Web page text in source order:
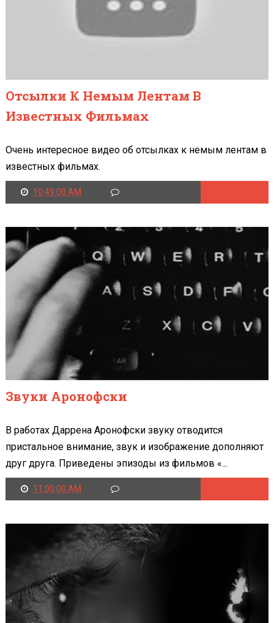
Отсылки К Немым Лентам В
Известных Фильмах
Очень интересное видео об отсылках к немым лентам в
известных фильмах.
10:49:00 AM
Звуки Аронофски
В работах Даррена Аронофски звуку отводится
пристальное внимание, звук и изображение дополняют
друг друга. Приведены эпизоды из фильмов «...
11:00:00 AM